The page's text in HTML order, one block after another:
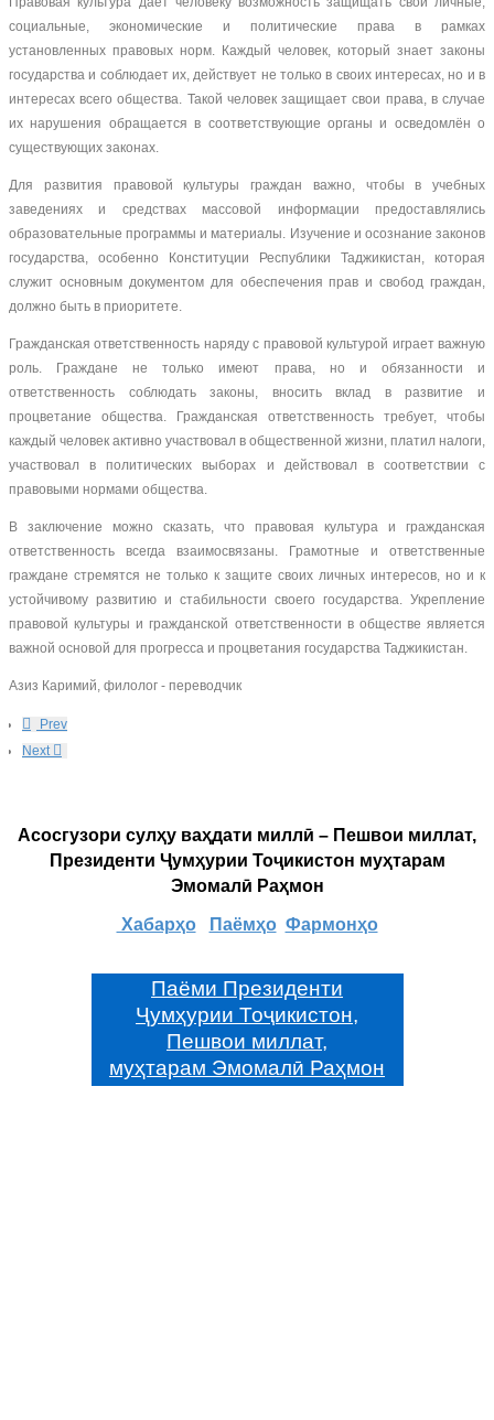
социальные, экономические и политические права в рамках
установленных правовых норм. Каждый человек, который знает законы
государства и соблюдает их, действует не только в своих интересах, но и в
интересах всего общества. Такой человек защищает свои права, в случае
их нарушения обращается в соответствующие органы и осведомлён о
существующих законах.
Для развития правовой культуры граждан важно, чтобы в учебных
заведениях и средствах массовой информации предоставлялись
образовательные программы и материалы. Изучение и осознание законов
государства, особенно Конституции Республики Таджикистан, которая
служит основным документом для обеспечения прав и свобод граждан,
должно быть в приоритете.
Гражданская ответственность наряду с правовой культурой играет важную
роль. Граждане не только имеют права, но и обязанности и
ответственность соблюдать законы, вносить вклад в развитие и
процветание общества. Гражданская ответственность требует, чтобы
каждый человек активно участвовал в общественной жизни, платил налоги,
участвовал в политических выборах и действовал в соответствии с
правовыми нормами общества.
В заключение можно сказать, что правовая культура и гражданская
ответственность всегда взаимосвязаны. Грамотные и ответственные
граждане стремятся не только к защите своих личных интересов, но и к
устойчивому развитию и стабильности своего государства. Укрепление
правовой культуры и гражданской ответственности в обществе является
важной основой для прогресса и процветания государства Таджикистан.
Азиз Каримий, филолог - переводчик
Prev
Next
Асосгузори сулҳу ваҳдати миллӣ – Пешвои миллат,
Президенти Ҷумҳурии Тоҷикистон муҳтарам
Эмомалӣ Раҳмон
Хабарҳо Паёмҳо Фармонҳо
Паёми Президенти
Ҷумҳурии Тоҷикистон,
Пешвои миллат,
муҳтарам Эмомалӣ Раҳмон